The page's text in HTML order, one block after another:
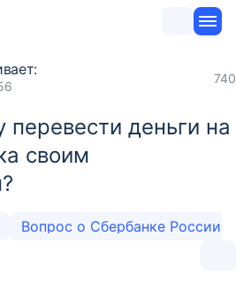
740
деньги на
своим
Вопрос о Сбербанке России